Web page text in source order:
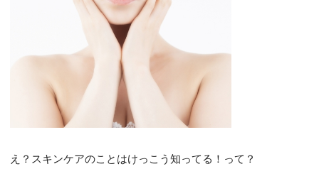
え？スキンケアのことはけっこう知ってる！って？